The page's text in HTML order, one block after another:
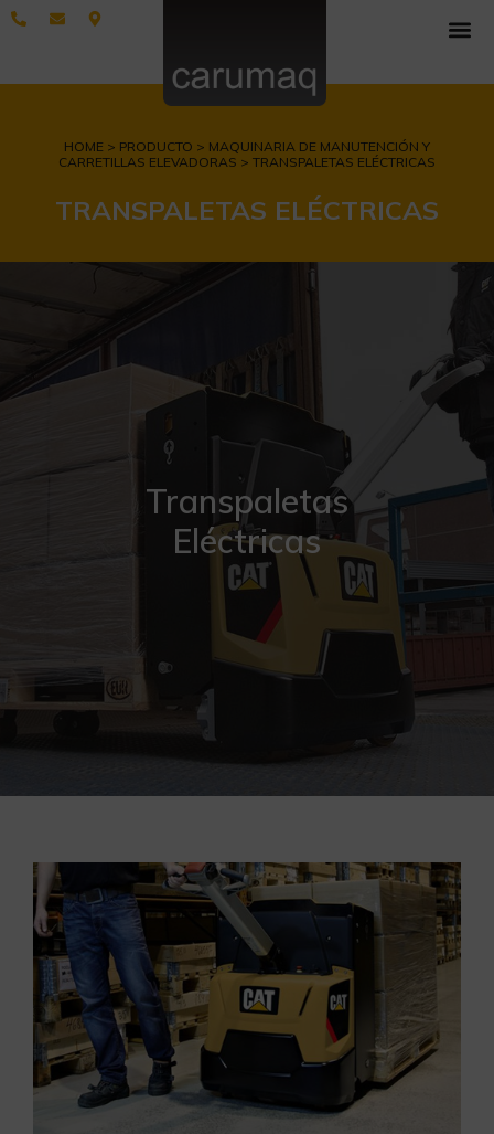
HOME > PRODUCTO > MAQUINARIA DE MANUTENCIÓN Y
CARRETILLAS ELEVADORAS > TRANSPALETAS ELÉCTRICAS
TRANSPALETAS ELÉCTRICAS
Transpaletas
Eléctricas